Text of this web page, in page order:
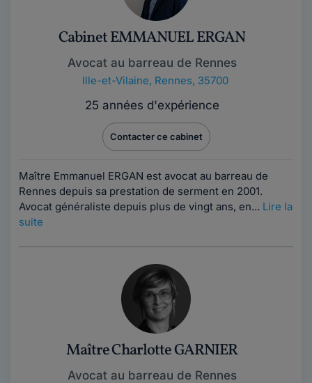
Cabinet EMMANUEL ERGAN
Avocat au barreau de Rennes
Ille-et-Vilaine, Rennes, 35700
25 années d'expérience
Contacter ce cabinet
Maître Emmanuel ERGAN est avocat au barreau de
Rennes depuis sa prestation de serment en 2001.
Avocat généraliste depuis plus de vingt ans, en... Lire la
suite
Maître Charlotte GARNIER
Avocat au barreau de Rennes